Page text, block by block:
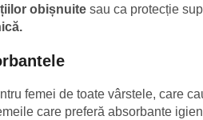
obișnuite sau ca protecție
femei de toate vârstele, care
care preferă absorbante